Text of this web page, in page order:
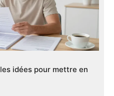
idées pour mettre en